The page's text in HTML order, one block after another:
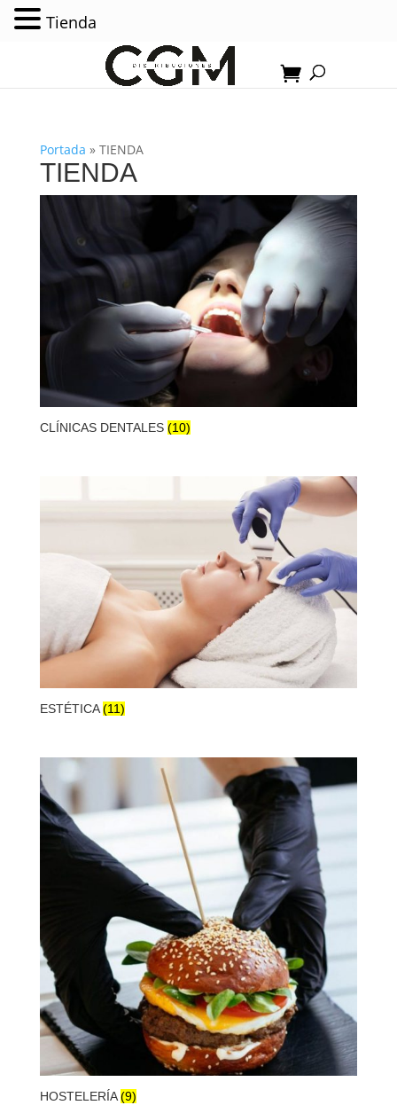
Portada » TIENDA
TIENDA
CLÍNICAS DENTALES (10)
ESTÉTICA(11)
HOSTELERÍA(9)
Tienda